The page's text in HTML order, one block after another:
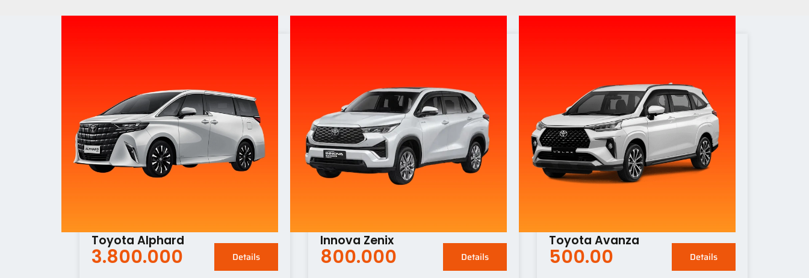
Toyota Alphard
3.800.000 Details
Innova Zenix
800.000 Details
Toyota Avanza
500.00 Details